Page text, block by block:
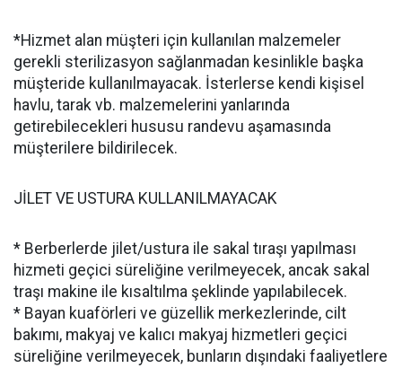
*Hizmet alan müşteri için kullanılan malzemeler
gerekli sterilizasyon sağlanmadan kesinlikle başka
müşteride kullanılmayacak. İsterlerse kendi kişisel
havlu, tarak vb. malzemelerini yanlarında
getirebilecekleri hususu randevu aşamasında
müşterilere bildirilecek.
JİLET VE USTURA KULLANILMAYACAK
* Berberlerde jilet/ustura ile sakal tıraşı yapılması
hizmeti geçici süreliğine verilmeyecek, ancak sakal
traşı makine ile kısaltılma şeklinde yapılabilecek.
* Bayan kuaförleri ve güzellik merkezlerinde, cilt
bakımı, makyaj ve kalıcı makyaj hizmetleri geçici
süreliğine verilmeyecek, bunların dışındaki faaliyetlere